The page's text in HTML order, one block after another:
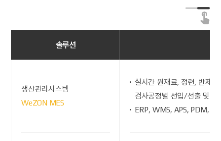
솔루션
생산관리시스템
WeZON MES
실시간 원재료, 정련, 반제품
검사공정별 선입/선출 및 생
ERP, WMS, APS, PDM,